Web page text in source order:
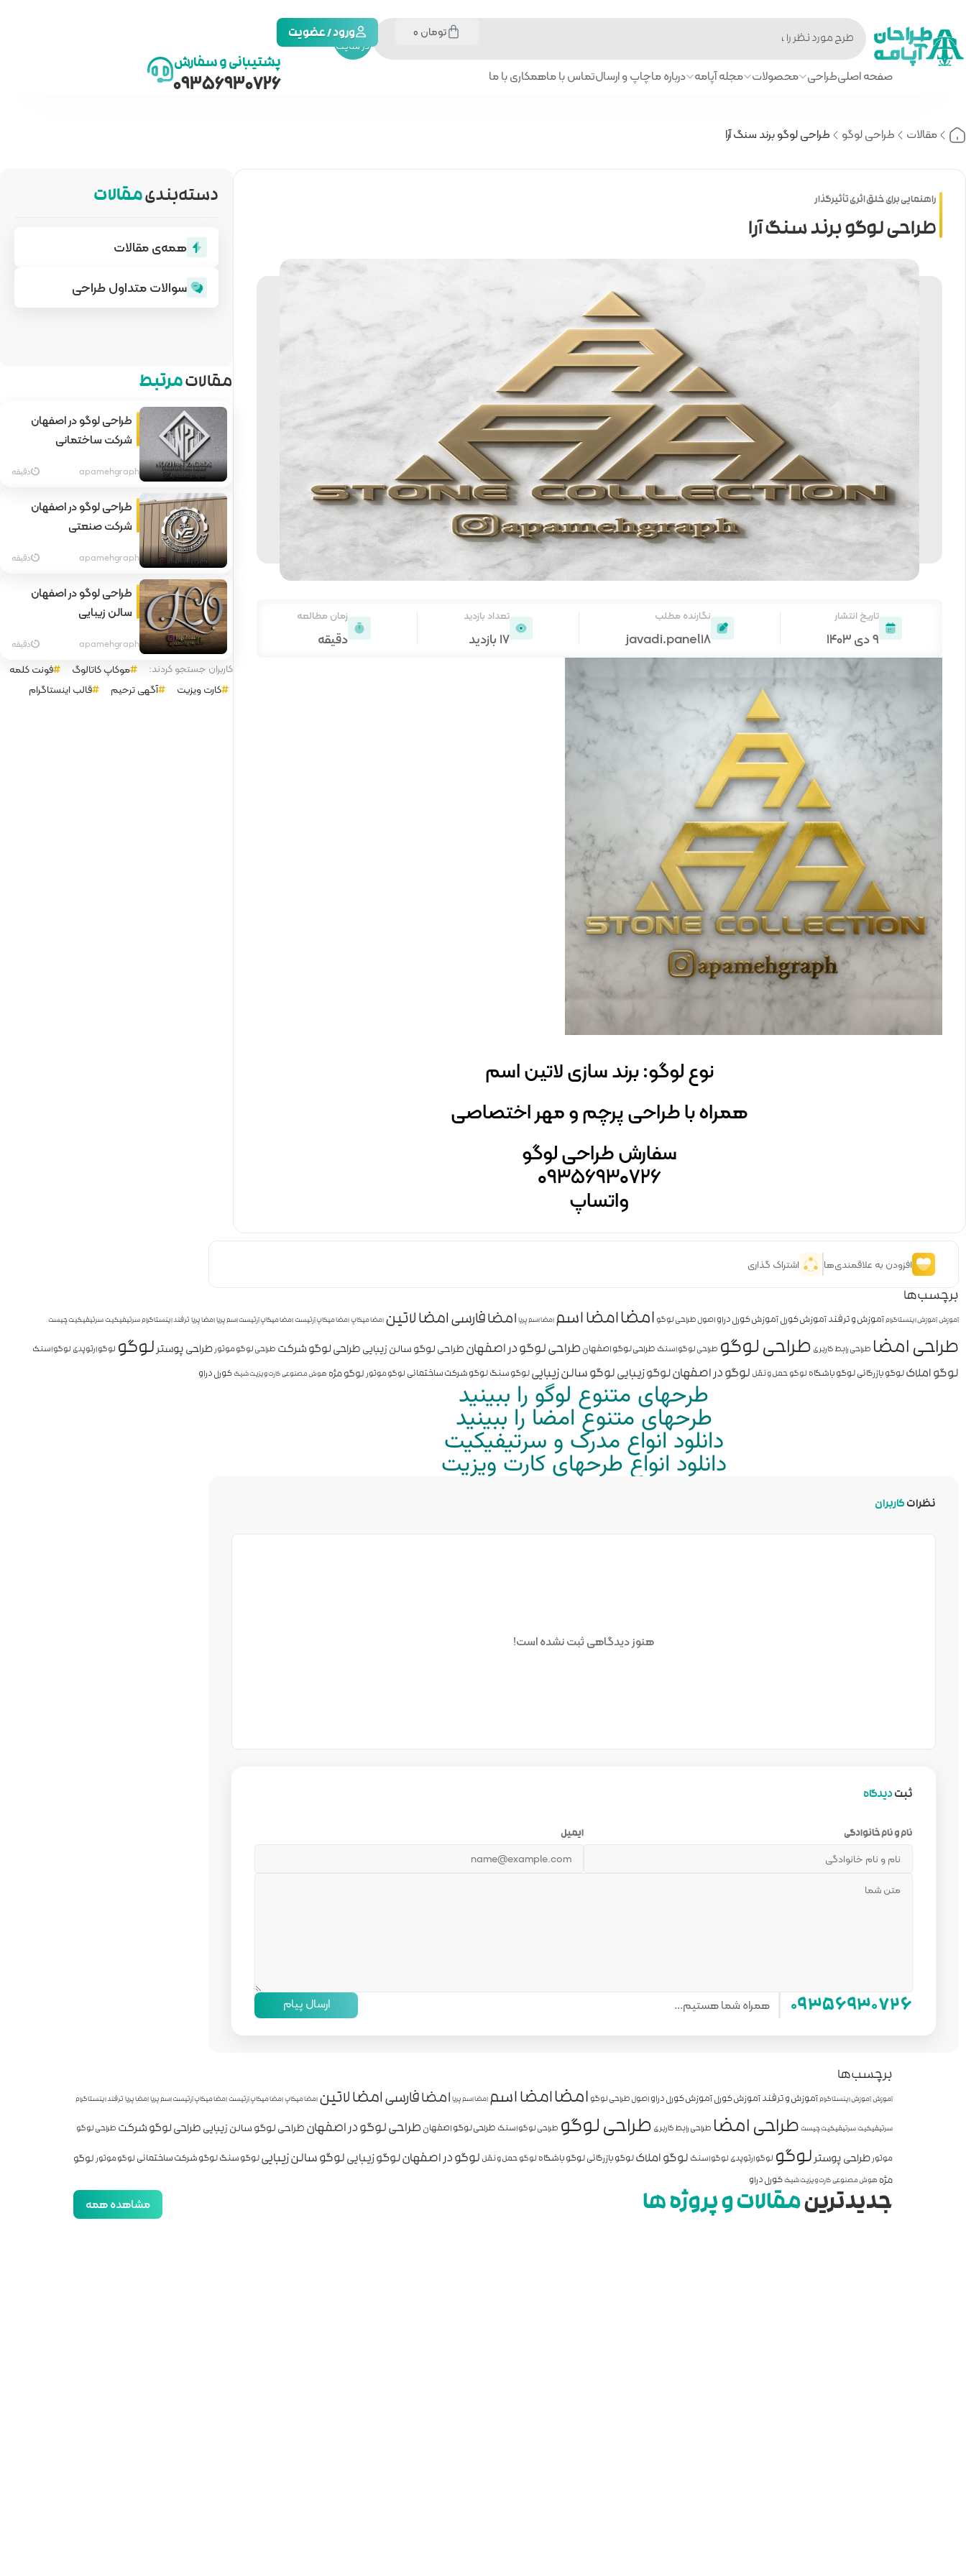
جستجو
در سایت
تومان ورود / عضویت
صفحه اصلیطراحی محصولات مجله آپامه درباره ماچاپ و ارسالتماس با ماهمکاری با ما
پشتیبانی و سفارش
09356930726
مقالات طراحی لوگو طراحی لوگو برند سنگ آرا
طراحی لوگو برند سنگ آرا
راهنمایی برای خلق اثری تأثیرگذار
تاریخ انتشار
۹ دی ۱۴۰۳
نگارنده مطلب
javadi.panel18
تعداد بازدید
17 بازدید
زمان مطالعه
دقیقه
نوع لوگو: برند سازی لاتین اسم
همراه با طراحی پرچم و مهر اختصاصی
سفارش طراحی لوگو
۰۹۳۵۶۹۳۰۷۲۶
واتساپ
دسته‌بندیمقالات
همه‌ی مقالات
سوالات متداول طراحی
مقالاتمرتبط
طراحی لوگو در اصفهان
شرکت ساختمانی
apamehgraph دقیقه
طراحی لوگو در اصفهان
شرکت صنعتی
apamehgraph دقیقه
طراحی لوگو در اصفهان
سالن زیبایی
apamehgraph دقیقه
کاربران جستجو کردند: موکاپ کاتالوگ
فونت کلمه
کارت ویزیت
آگهی ترحیم قالب اینستاگرام
افزودن به علاقمندی‌ها اشتراک گذاری
برچسب‌ها
آموزشآموزش اینستاگرامآموزش و ترفندآموزش کورلآموزش کورل دراواصول طراحی لوگو امضاامضا اسم امضا اسم پریا امضا فارسیامضا لاتین امضا میکاپامضا میکاپ آرتیستامضا میکاپ آرتیست اسم پریاامضا پریا ترفند اینستاگرامسرتیفیکیتسرتیفیکیت چیست
طراحی امضا طراحی رابط کاربری طراحی لوگو طراحی لوگو اسنک طراحی لوگو اصفهان طراحی لوگو در اصفهانطراحی لوگو سالن زیباییطراحی لوگو شرکت طراحی لوگو موتورطراحی پوسترلوگو لوگو ارتوپدی لوگو اسنک
لوگو املاکلوگو بازرگانیلوگو باشگاه لوگو حمل و نقل لوگو در اصفهانلوگو زیباییلوگو سالن زیباییلوگو سنگلوگو شرکت ساختمانی لوگو موتورلوگو مژه هوش مصنوعیکارت ویزیت شیککورل دراو
طرحهای متنوع لوگو را ببینید
طرحهای متنوع امضا را ببینید
دانلود انواع مدرک و سرتیفیکیت
دانلود انواع طرحهای کارت ویزیت
نظراتکاربران
هنوز دیدگاهی ثبت نشده است!
ثبتدیدگاه
نام و نام خانوادگی ایمیل
۰۹۳۵۶۹۳۰۷۲۶ همراه شما هستیم... ارسال پیام
برچسب‌ها
آموزشآموزش اینستاگرامآموزش و ترفندآموزش کورلآموزش کورل دراواصول طراحی لوگو امضاامضا اسم امضا اسم پریا امضا فارسیامضا لاتین امضا میکاپامضا میکاپ آرتیستامضا میکاپ آرتیست اسم پریاامضا پریا ترفند اینستاگرام
سرتیفیکیتسرتیفیکیت چیست طراحی امضا طراحی رابط کاربری طراحی لوگو طراحی لوگو اسنک طراحی لوگو اصفهان طراحی لوگو در اصفهانطراحی لوگو سالن زیباییطراحی لوگو شرکت طراحی لوگو
موتورطراحی پوسترلوگو لوگو ارتوپدی لوگو اسنک لوگو املاکلوگو بازرگانیلوگو باشگاه لوگو حمل و نقل لوگو در اصفهانلوگو زیباییلوگو سالن زیباییلوگو سنگلوگو شرکت ساختمانی لوگو موتورلوگو
مژه هوش مصنوعیکارت ویزیت شیککورل دراو
جدیدترینمقالات و پروژه ها مشاهده همه